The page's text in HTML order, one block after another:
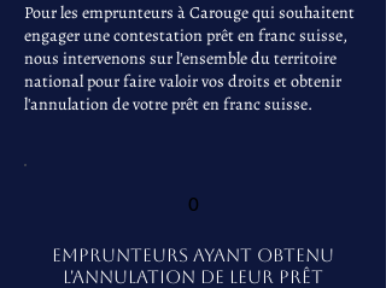
Pour les emprunteurs à Carouge qui souhaitent
engager une contestation prêt en franc suisse,
nous intervenons sur l'ensemble du territoire
national pour faire valoir vos droits et obtenir
l'annulation de votre prêt en franc suisse.
0
EMPRUNTEURS AYANT OBTENU
L'ANNULATION DE LEUR PRÊT